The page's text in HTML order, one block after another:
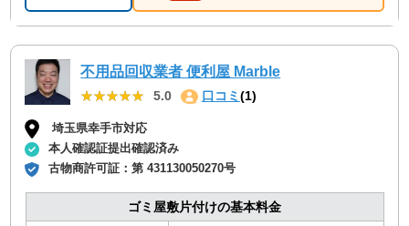
不用品回収業者 便利屋 Marble
★★★★★
★★★★★ 5.0 口コミ (1)
埼玉県幸手市対応
本人確認証提出確認済み
古物商許可証：第 431130050270号
ゴミ屋敷片付けの基本料金